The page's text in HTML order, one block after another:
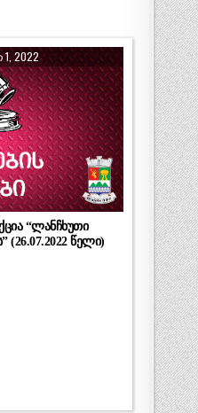
1, 2022
“ლანჩხუთი
(26.07.2022 წელი)